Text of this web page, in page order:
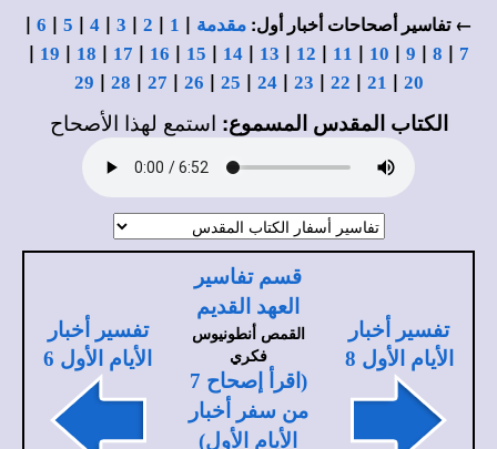
← تفاسير أصحاحات أخبار أول:مقدمة |
1
|
2
|
3
|
4
|
5
|
6
|
7
|
8
|
9
|
10
|
11
|
12
|
13
|
14
|
15
|
16
|
17
|
18
|
19
|
20
|
21
|
22
|
23
|
24
|
25
|
26
|
27
|
28
|
29
الكتاب المقدس المسموع: استمع لهذا الأصحاح
تفسير أخبار
الأيام الأول 8
قسم تفاسير
العهد القديم
القمص أنطونيوس
فكري
(اقرأ إصحاح 7
من سفر أخبار
الأيام الأول)
تفسير أخبار
الأيام الأول 6